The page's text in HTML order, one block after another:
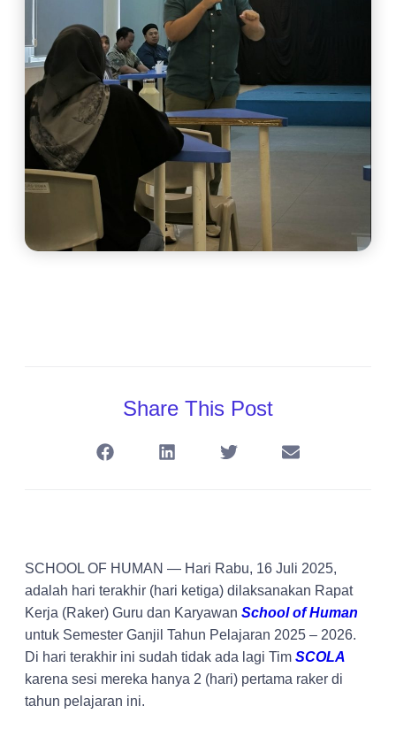
Share This Post
SCHOOL OF HUMAN — Hari Rabu, 16 Juli 2025,
adalah hari terakhir (hari ketiga) dilaksanakan Rapat
Kerja (Raker) Guru dan Karyawan School of Human
untuk Semester Ganjil Tahun Pelajaran 2025 – 2026.
Di hari terakhir ini sudah tidak ada lagi Tim SCOLA
karena sesi mereka hanya 2 (hari) pertama raker di
tahun pelajaran ini.